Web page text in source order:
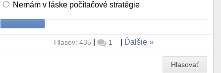
Nemám v láske počítačové stratégie
Hlasov: 435 | 1 Ďalšie
Hlasovať